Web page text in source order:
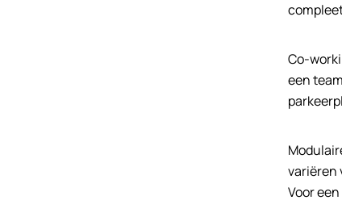
Co-
een
variëren
Voor